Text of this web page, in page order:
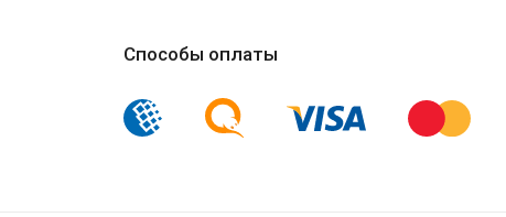
Способы оплаты